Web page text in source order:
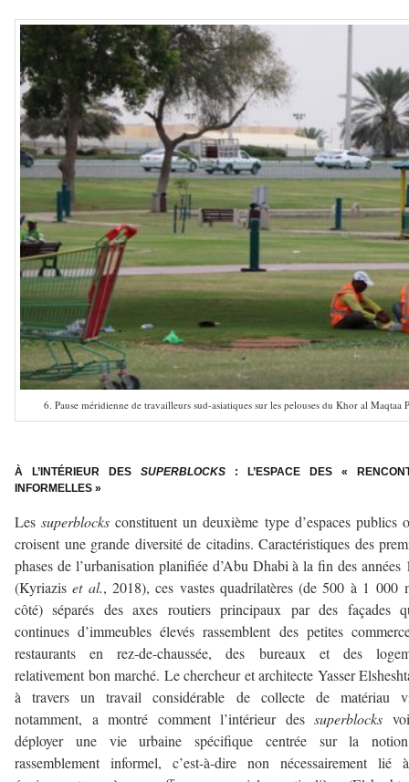
6. Pause méridienne de travailleurs sud-asiatiques sur les pelouses du Khor al
À L’INTÉRIEUR DES SUPERBLOCKS : L’ESPACE DES «
INFORMELLES »
Lessuperblocksconstituent un deuxième type d’espaces publics
croisent une grande diversité de citadins. Caractéristiques des
phases de l’urbanisation planifiée d’Abu Dhabi à la fin des années
(Kyriaziset al., 2018), ces vastes quadrilatères (de 500 à 1 000
côté) séparés des axes routiers principaux par des façades
continues d’immeubles élevés rassemblent des petites
restaurants en rez-de-chaussée, des bureaux et des
relativement bon marché. Le chercheur et architecte Yasser
à travers un travail considérable de collecte de matériau
notamment, a montré comment l’intérieur des superblocks
déployer une vie urbaine spécifique centrée sur la
rassemblement informel, c’est-à-dire non nécessairement lié